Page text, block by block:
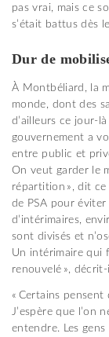
pas vrai, mais ce
s’était battus dès
Dur de
À Montbéliard, la
monde, dont des
d’ailleurs ce jour-
gouvernement a
entre public et
On veut garder le
répartition », dit ce
de PSA pour
d’intérimaires,
sont divisés et
Un intérimaire qui
renouvelé », décrit-
« Certains pensent
J’espère que l’on
entendre. Les